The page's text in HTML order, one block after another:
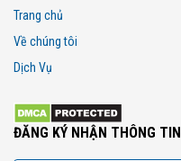
Trang chủ
Về chúng tôi
Dịch Vụ
ĐĂNG KÝ NHẬN THÔNG TIN